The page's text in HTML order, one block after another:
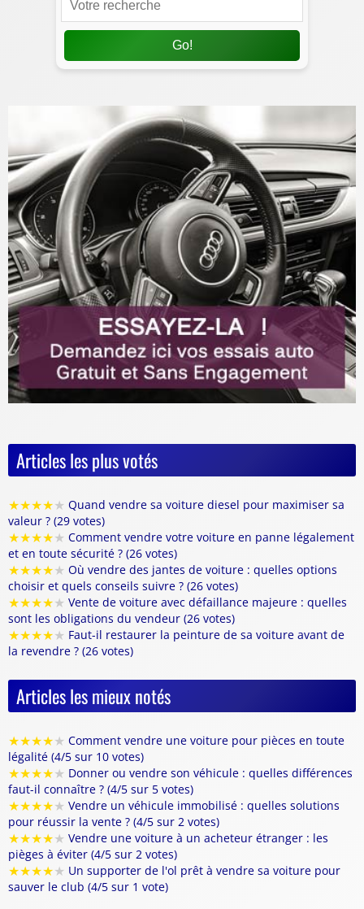
Go!
Articles les plus votés
★★★★★ Quand vendre sa voiture diesel pour maximiser sa
valeur ? (29 votes)
★★★★★ Comment vendre votre voiture en panne légalement
et en toute sécurité ? (26 votes)
★★★★★ Où vendre des jantes de voiture : quelles options
choisir et quels conseils suivre ? (26 votes)
★★★★★ Vente de voiture avec défaillance majeure : quelles
sont les obligations du vendeur (26 votes)
★★★★★ Faut-il restaurer la peinture de sa voiture avant de
la revendre ? (26 votes)
Articles les mieux notés
★★★★★ Comment vendre une voiture pour pièces en toute
légalité (4/5 sur 10 votes)
★★★★★ Donner ou vendre son véhicule : quelles différences
faut-il connaître ? (4/5 sur 5 votes)
★★★★★ Vendre un véhicule immobilisé : quelles solutions
pour réussir la vente ? (4/5 sur 2 votes)
★★★★★ Vendre une voiture à un acheteur étranger : les
pièges à éviter (4/5 sur 2 votes)
★★★★★ Un supporter de l'ol prêt à vendre sa voiture pour
sauver le club (4/5 sur 1 vote)